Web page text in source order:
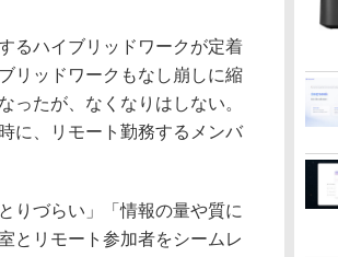
るハイブリッドワークが定着
リッドワークもなし崩しに縮
ったが、なくなりはしない。
に、リモート勤務するメンバ
りづらい」「情報の量や質に
とリモート参加者をシームレ